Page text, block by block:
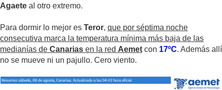
Agaete al otro extremo.
Para dormir lo mejor es Teror, que por séptima noche
consecutiva marca la temperatura mínima más baja de las
medianías de Canarias en la red Aemet con 17ºC. Además allí
no se mueve ni un pajullo. Cero viento.